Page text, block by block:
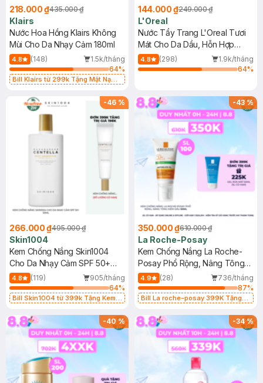
218.000 ₫435.000 ₫
Klairs
Nước Hoa Hồng Klairs Không
Mùi Cho Da Nhạy Cảm 180ml
4.8 (148)
1.5k/tháng
64%
Bill Klairs từ 299k Tặng Mặt Nạ
25ml (SL Có Hạn)
144.000 ₫249.000 ₫
L'Oreal
Nước Tẩy Trang L'Oreal Tươi
Mát Cho Da Dầu, Hỗn Hợp
400ml
4.8 (298)
1.9k/tháng
64%
-46 %
266.000 ₫495.000 ₫
Skin1004
Kem Chống Nắng Skin1004
Cho Da Nhạy Cảm SPF 50+
50ml
4.8 (119)
905/tháng
64%
Bill Skin1004 từ 399k Tặng Kem
SPF 50+ 20ml (SL Có Hạn)
-43%
350.000 ₫610.000 ₫
La Roche-Posay
Kem Chống Nắng La Roche-
Posay Phổ Rộng, Nâng Tông
Kiềm Dầu 50ml
4.9 (28)
736/tháng
87%
Bill La roche-posay 399K Tặng
(SL có hạn)
-40% -34%